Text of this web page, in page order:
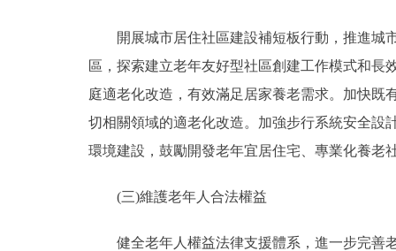
開展城市居住社區建設補短板行動，推進城市
區，探索建立老年友好型社區創建工作模式和
庭適老化改造，有效滿足居家養老需求。加快既
切相關領域的適老化改造。加強步行系統安全設
環境建設，鼓勵開發老年宜居住宅、專業化養老
(三)維護老年人合法權益
健全老年人權益法律支援體系，進一步完善老